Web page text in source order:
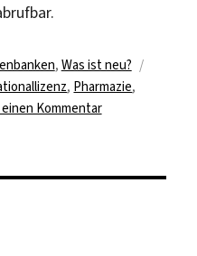
, Was ist neu?
, Pharmazie,
Kommentarzu
Informa